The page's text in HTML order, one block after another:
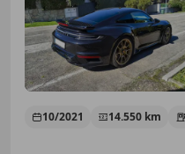
10/2021 14.550 km